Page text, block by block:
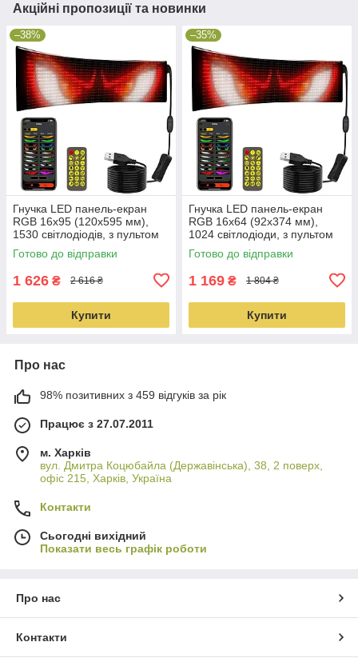
Акційні пропозиції та новинки
–38%
Гнучка LED панель-екран
RGB 16x95 (120x595 мм),
1530 світлодіодів, з пультом
та USB
Готово до відправки
1 626 ₴ 2 616 ₴
Купити
–35%
Гнучка LED панель-екран
RGB 16x64 (92x374 мм),
1024 світлодіоди, з пультом
та USB
Готово до відправки
1 169 ₴ 1 804 ₴
Купити
Про нас
98% позитивних з 459 відгуків за рік
Працює з 27.07.2011
м. Харків
вул. Дмитра Коцюбайла (Державінська), 38, 2 поверх,
офіс 215, Харків, Україна
Контакти
Сьогодні вихідний
Показати весь графік роботи
Про нас
Контакти